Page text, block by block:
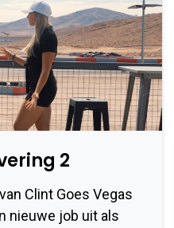
2
Clint Goes Vegas
nieuwe job uit als